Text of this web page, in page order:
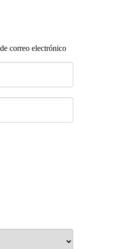
correo electrónico